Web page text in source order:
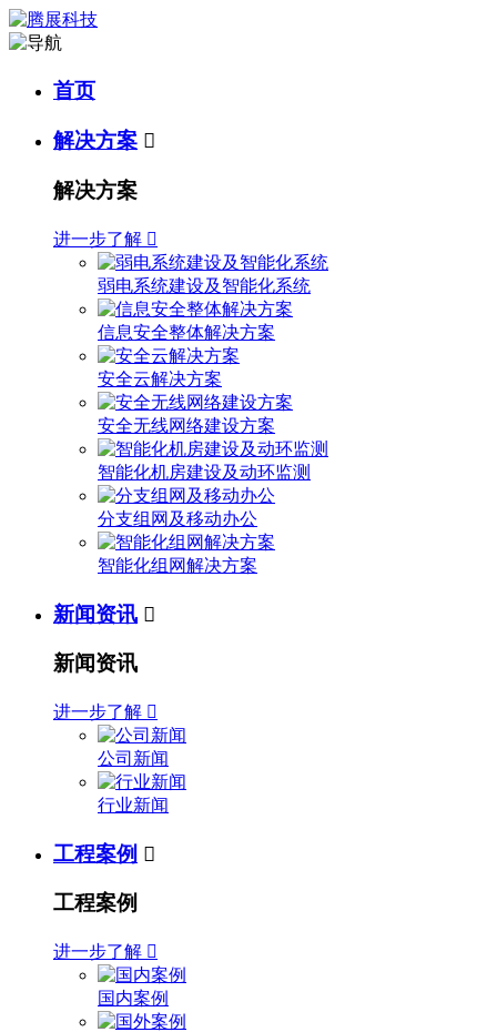
首页
解决方案 
解决方案
进一步了解 
弱电系统建设及智能化系统
信息安全整体解决方案
安全云解决方案
安全无线网络建设方案
智能化机房建设及动环监测
分支组网及移动办公
智能化组网解决方案
新闻资讯 
新闻资讯
进一步了解 
公司新闻
行业新闻
工程案例 
工程案例
进一步了解 
国内案例